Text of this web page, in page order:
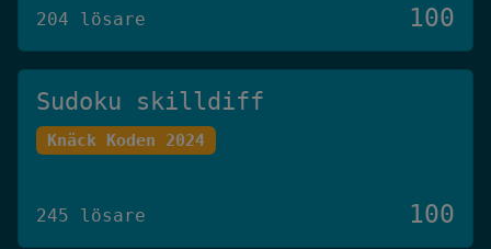
204 lösare 100
Sudoku skilldiff
Knäck Koden 2024
245 lösare 100